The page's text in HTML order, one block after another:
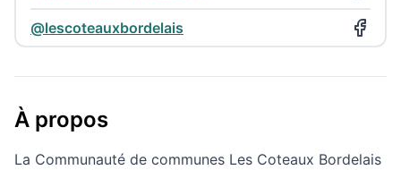
@lescoteauxbordelais
À propos
La Communauté de communes Les Coteaux Bordelais